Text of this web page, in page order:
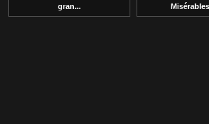
gran...